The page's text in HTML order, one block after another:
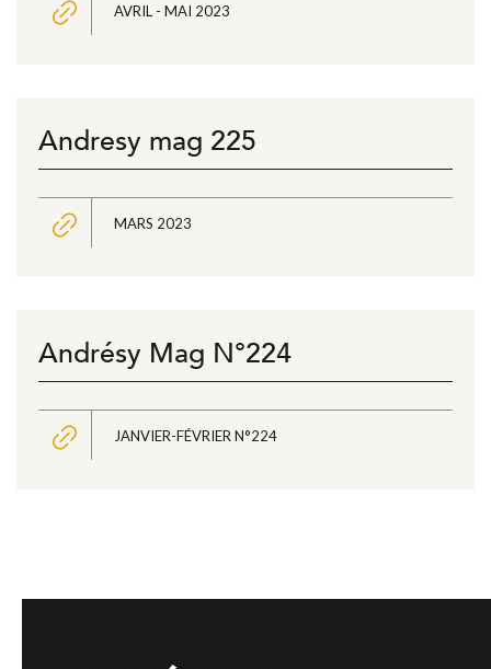
AVRIL - MAI 2023
Andresy mag 225
MARS 2023
Andrésy Mag N°224
JANVIER-FÉVRIER N°224